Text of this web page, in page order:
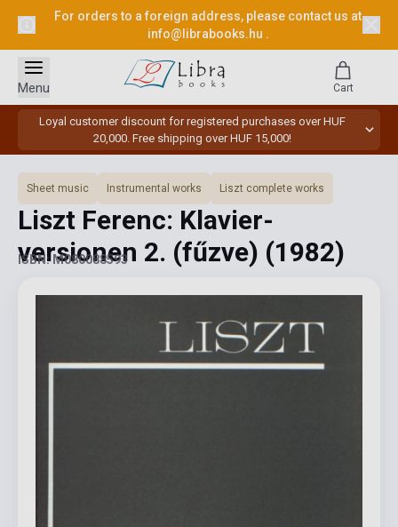
For orders to a foreign address, please contact us at
info@librabooks.hu .
Loyal customer discount for registered purchases over HUF
20,000. Free shipping over HUF 15,000!
Menu Cart
Sheet music Instrumental works Liszt complete works
Liszt Ferenc: Klavier-
versionen 2. (fűzve) (1982)
ISBN: M080088593